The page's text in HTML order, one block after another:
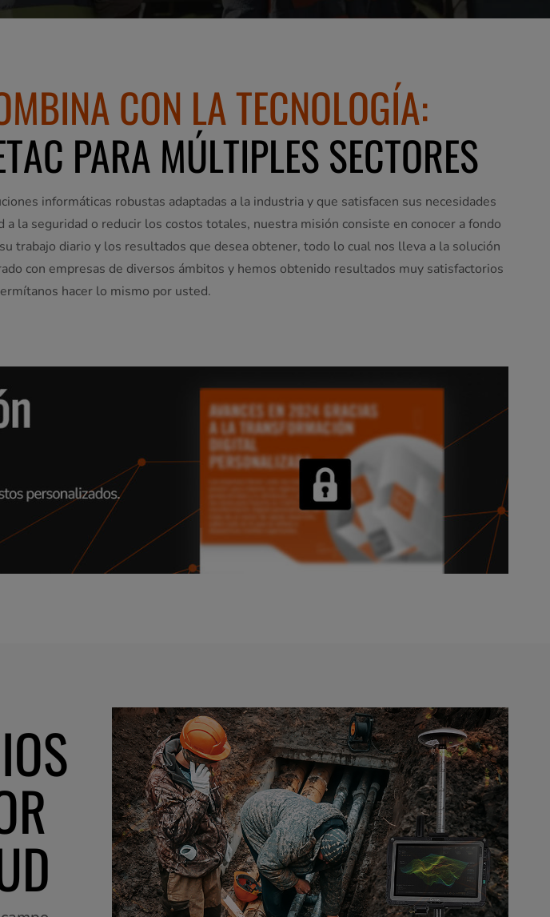
CON LA TECNOLOGÍA:
PARA MÚLTIPLES SECTORES
informáticas robustas adaptadas a la industria y que satisfacen sus necesidades
la seguridad o reducir los costos totales, nuestra misión consiste en conocer a fondo
trabajo diario y los resultados que desea obtener, todo lo cual nos lleva a la solución
con empresas de diversos ámbitos y hemos obtenido resultados muy satisfactorios
hacer lo mismo por usted.